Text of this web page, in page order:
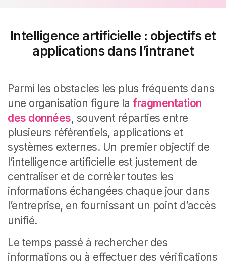
Intelligence artificielle : objectifs et
applications dans l’intranet
Parmi les obstacles les plus fréquents dans
une organisation figure la fragmentation
des données, souvent réparties entre
plusieurs référentiels, applications et
systèmes externes. Un premier objectif de
l’intelligence artificielle est justement de
centraliser et de corréler toutes les
informations échangées chaque jour dans
l’entreprise, en fournissant un point d’accès
unifié.
Le temps passé à rechercher des
informations ou à effectuer des vérifications